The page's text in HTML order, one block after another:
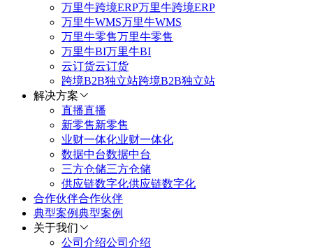
万里牛跨境ERP万里牛跨境ERP
万里牛WMS万里牛WMS
万里牛零售万里牛零售
万里牛BI万里牛BI
云订货云订货
跨境B2B独立站跨境B2B独立站
解决方案
直播直播
新零售新零售
业财一体化业财一体化
数据中台数据中台
三方仓储三方仓储
供应链数字化供应链数字化
合作伙伴合作伙伴
典型案例典型案例
关于我们
公司介绍公司介绍